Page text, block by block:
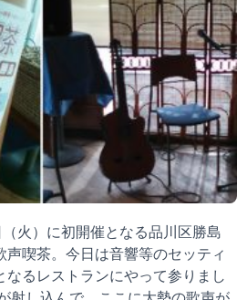
火）に初開催となる品川区勝島
声喫茶。今日は音響等のセッティ
なるレストランにやって参りまし